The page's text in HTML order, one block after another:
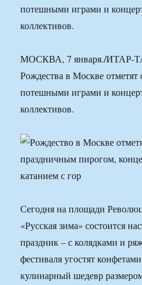
потешными играми и
коллективов.
МОСКВА, 7 января./ИТАР-
Рождества в Москве
потешными играми и
коллективов.
Сегодня на площади
«Русская зима» состоится
праздник – с колядками и
фестиваля угостят
кулинарный шедевр